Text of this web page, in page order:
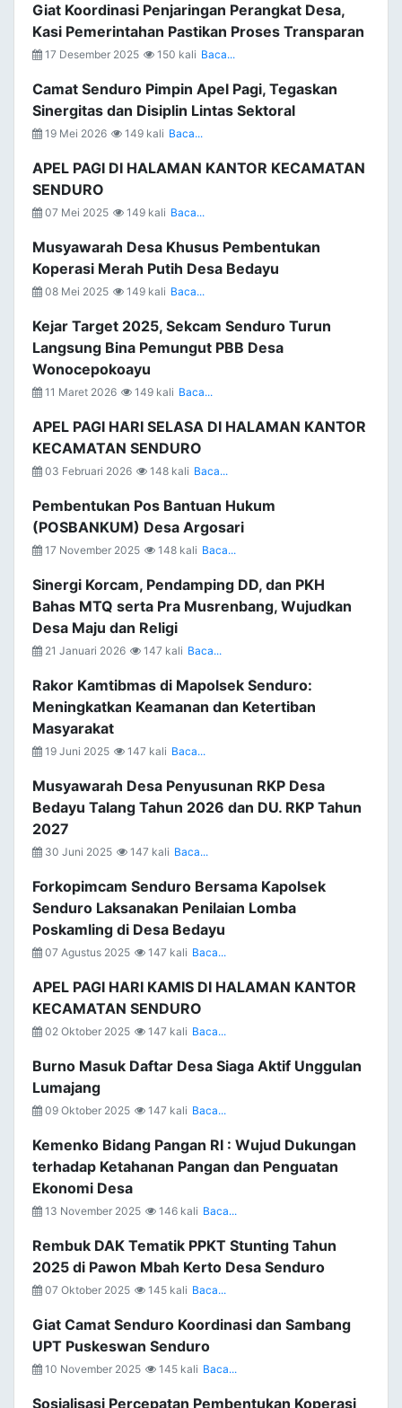
Giat Koordinasi Penjaringan Perangkat Desa,
Kasi Pemerintahan Pastikan Proses Transparan
17 Desember 2025 150 kali Baca...
Camat Senduro Pimpin Apel Pagi, Tegaskan
Sinergitas dan Disiplin Lintas Sektoral
19 Mei 2026 149 kali Baca...
APEL PAGI DI HALAMAN KANTOR KECAMATAN
SENDURO
07 Mei 2025 149 kali Baca...
Musyawarah Desa Khusus Pembentukan
Koperasi Merah Putih Desa Bedayu
08 Mei 2025 149 kali Baca...
Kejar Target 2025, Sekcam Senduro Turun
Langsung Bina Pemungut PBB Desa
Wonocepokoayu
11 Maret 2026 149 kali Baca...
APEL PAGI HARI SELASA DI HALAMAN KANTOR
KECAMATAN SENDURO
03 Februari 2026 148 kali Baca...
Pembentukan Pos Bantuan Hukum
(POSBANKUM) Desa Argosari
17 November 2025 148 kali Baca...
Sinergi Korcam, Pendamping DD, dan PKH
Bahas MTQ serta Pra Musrenbang, Wujudkan
Desa Maju dan Religi
21 Januari 2026 147 kali Baca...
Rakor Kamtibmas di Mapolsek Senduro:
Meningkatkan Keamanan dan Ketertiban
Masyarakat
19 Juni 2025 147 kali Baca...
Musyawarah Desa Penyusunan RKP Desa
Bedayu Talang Tahun 2026 dan DU. RKP Tahun
2027
30 Juni 2025 147 kali Baca...
Forkopimcam Senduro Bersama Kapolsek
Senduro Laksanakan Penilaian Lomba
Poskamling di Desa Bedayu
07 Agustus 2025 147 kali Baca...
APEL PAGI HARI KAMIS DI HALAMAN KANTOR
KECAMATAN SENDURO
02 Oktober 2025 147 kali Baca...
Burno Masuk Daftar Desa Siaga Aktif Unggulan
Lumajang
09 Oktober 2025 147 kali Baca...
Kemenko Bidang Pangan RI : Wujud Dukungan
terhadap Ketahanan Pangan dan Penguatan
Ekonomi Desa
13 November 2025 146 kali Baca...
Rembuk DAK Tematik PPKT Stunting Tahun
2025 di Pawon Mbah Kerto Desa Senduro
07 Oktober 2025 145 kali Baca...
Giat Camat Senduro Koordinasi dan Sambang
UPT Puskeswan Senduro
10 November 2025 145 kali Baca...
Sosialisasi Percepatan Pembentukan Koperasi